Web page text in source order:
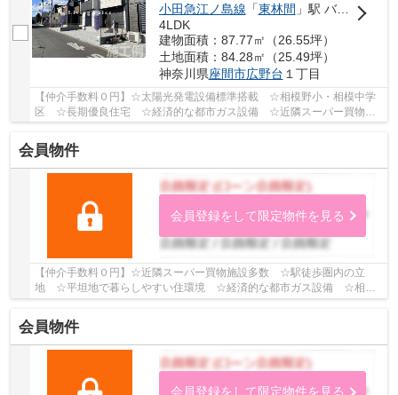
小田急江ノ島線 「東林間 」駅 バス4分 「相模台」 停歩13分
4LDK
建物面積：87.77㎡（26.55坪）
土地面積：84.28㎡（25.49坪）
神奈川県座間市広野台 １丁目
【仲介手数料０円】☆太陽光発電設備標準搭載 ☆相模野小・相模中学
区 ☆長期優良住宅 ☆経済的な都市ガス設備 ☆近隣スーパー買物施
設多数 ☆長期優良住宅 ☆リビングは開放感のある折...
会員物件
会員登録をして限定物件を見る
【仲介手数料０円】☆近隣スーパー買物施設多数 ☆駅徒歩圏内の立
地 ☆平坦地で暮らしやすい住環境 ☆経済的な都市ガス設備 ☆相模
が丘小・相模中学区 ☆住宅性能評価取得物件♪ 【座間...
会員物件
会員登録をして限定物件を見る